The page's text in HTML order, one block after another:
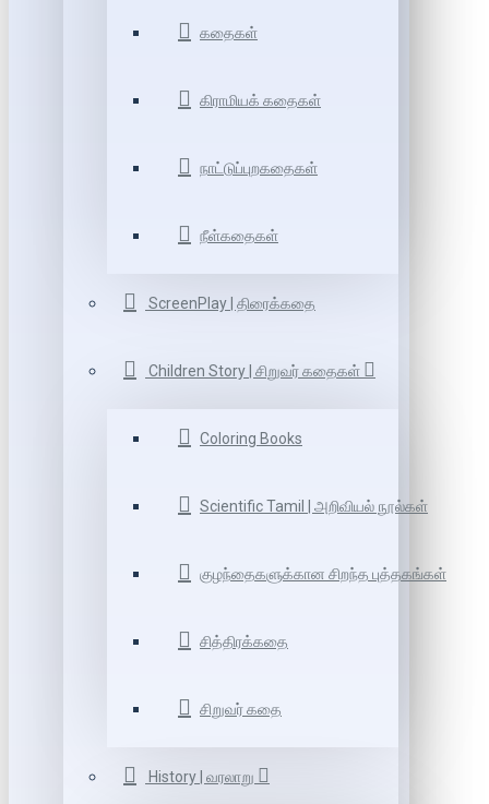
கதைகள்
கிராமியக் கதைகள்
நாட்டுப்புறகதைகள்
நீள்கதைகள்
ScreenPlay | திரைக்கதை
Children Story | சிறுவர் கதைகள்
Coloring Books
Scientific Tamil | அறிவியல் நூல்கள்
குழந்தைகளுக்கான சிறந்த புத்தகங்கள்
சித்திரக்கதை
சிறுவர் கதை
History | வரலாறு